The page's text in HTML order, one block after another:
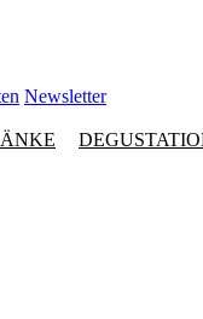
Newsletter